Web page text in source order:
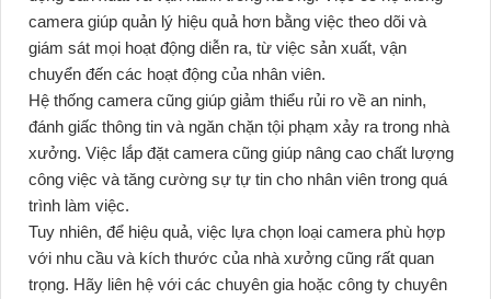
camera giúp quản lý hiệu quả hơn bằng việc theo dõi và
giám sát mọi hoạt động diễn ra, từ việc sản xuất, vận
chuyển đến các hoạt động của nhân viên.
Hệ thống camera cũng giúp giảm thiểu rủi ro về an ninh,
đánh giấc thông tin và ngăn chặn tội phạm xảy ra trong nhà
xưởng. Việc lắp đặt camera cũng giúp nâng cao chất lượng
công việc và tăng cường sự tự tin cho nhân viên trong quá
trình làm việc.
Tuy nhiên, để hiệu quả, việc lựa chọn loại camera phù hợp
với nhu cầu và kích thước của nhà xưởng cũng rất quan
trọng. Hãy liên hệ với các chuyên gia hoặc công ty chuyên